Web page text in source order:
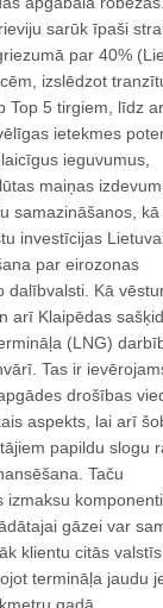
sarūk īpaši
par 40%
izslēdzot
Top 5 tirgiem, līdz
ietekmes
ieguvumus,
maiņas
samazināšanos,
investīcijas
par eirozonas
dalībvalsti. Kā
arī Klaipēdas
(LNG)
Tas ir
drošības
aspekts, lai arī
papildu slogu
Taču
izmaksu
gāzei var
klientu citās
termināļa jaudu
gadā.